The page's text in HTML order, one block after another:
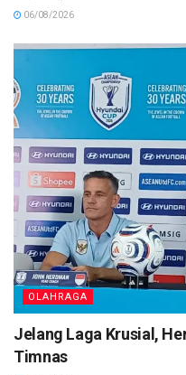
06/08/2026
OLAHRAGA
Jelang Laga Krusial,
Timnas